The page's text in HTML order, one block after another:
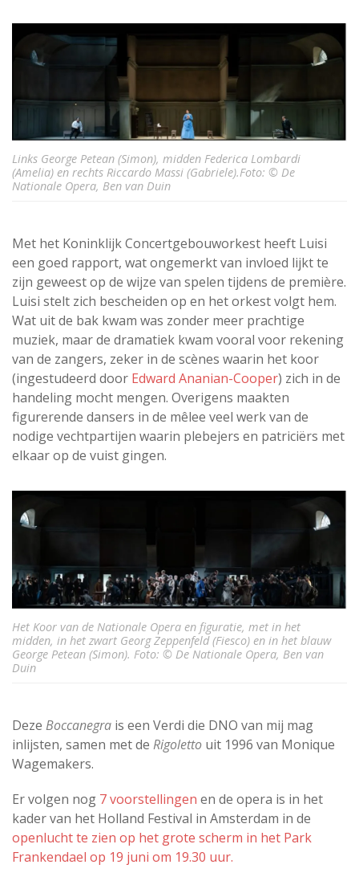
Links George Petean (Simon), midden Federica Lombardi
(Amelia) en rechts Riccardo Massi (Gabriele).Foto: © De
Nationale Opera, Ben van Duin
Met het Koninklijk Concertgebouworkest heeft Luisi
een goed rapport, wat ongemerkt van invloed lijkt te
zijn geweest op de wijze van spelen tijdens de première.
Luisi stelt zich bescheiden op en het orkest volgt hem.
Wat uit de bak kwam was zonder meer prachtige
muziek, maar de dramatiek kwam vooral voor rekening
van de zangers, zeker in de scènes waarin het koor
(ingestudeerd door Edward Ananian-Cooper) zich in de
handeling mocht mengen. Overigens maakten
figurerende dansers in de mêlee veel werk van de
nodige vechtpartijen waarin plebejers en patriciërs met
elkaar op de vuist gingen.
Het Koor van de Nationale Opera en figuratie, met in het
midden, in het zwart Georg Zeppenfeld (Fiesco) en in het blauw
George Petean (Simon). Foto: © De Nationale Opera, Ben van
Duin
Deze Boccanegra is een Verdi die DNO van mij mag
inlijsten, samen met de Rigoletto uit 1996 van Monique
Wagemakers.
Er volgen nog 7 voorstellingen en de opera is in het
kader van het Holland Festival in Amsterdam in de
openlucht te zien op het grote scherm in het Park
Frankendael op 19 juni om 19.30 uur.